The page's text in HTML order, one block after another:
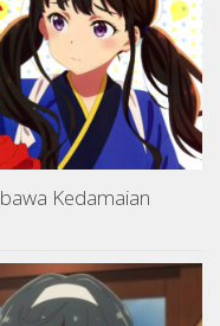
Kedamaian